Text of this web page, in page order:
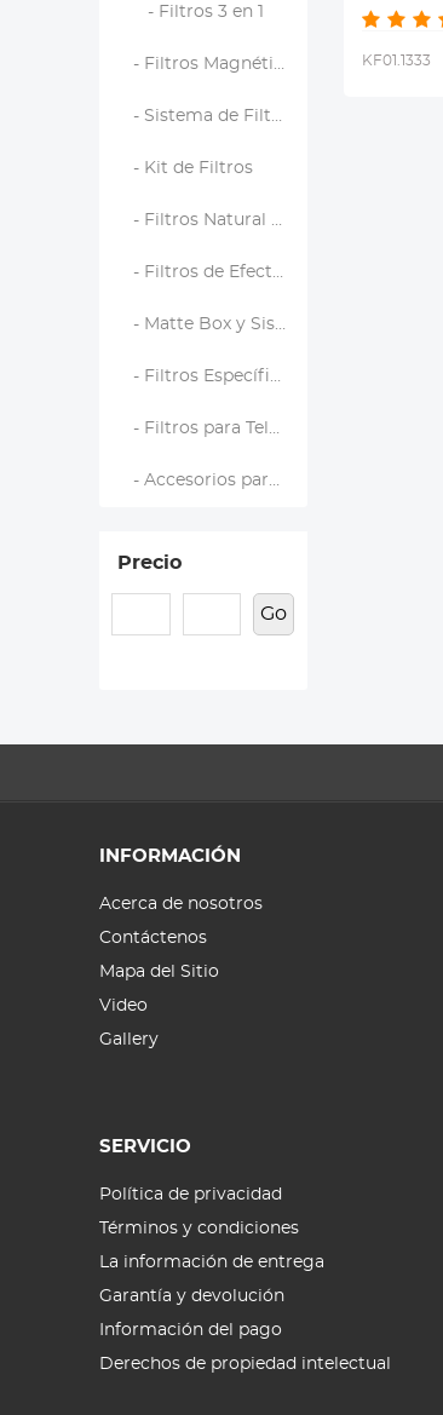
- Filtros 3 en 1
- Filtros Magnéticos
- Sistema de Filtro Cuadrado
- Kit de Filtros
- Filtros Natural Night
- Filtros de Efectos
- Matte Box y Sistemas de Filtrado
- Filtros Específicos de Marca
- Filtros para Teléfono
- Accesorios para Filtros
Precio
Go
KF01.1333
INFORMACIÓN
Acerca de nosotros
Contáctenos
Mapa del Sitio
Video
Gallery
SERVICIO
Política de privacidad
Términos y condiciones
La información de entrega
Garantía y devolución
Información del pago
Derechos de propiedad intelectual